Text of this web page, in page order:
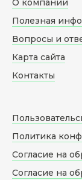
О компании
Полезная
Вопросы и
Карта сайта
Контакты
Политика
Согласие на
Согласие на